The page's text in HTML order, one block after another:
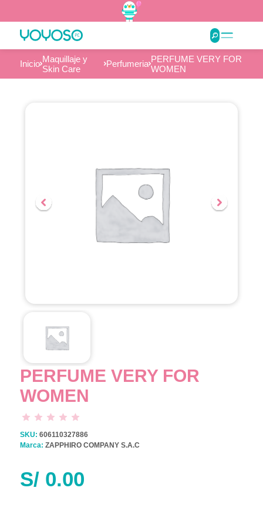
Inicio Maquillaje y
Skin Care
Perfumeria PERFUME VERY FOR
WOMEN
PERFUME VERY FOR
WOMEN
SKU: 606110327886
Marca: ZAPPHIRO COMPANY S.A.C
S/0.00